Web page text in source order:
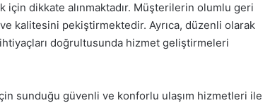
dikkate alınmaktadır. Müşterilerin olumlu geri
kalitesini pekiştirmektedir. Ayrıca, düzenli olarak
doğrultusunda hizmet geliştirmeleri
sunduğu güvenli ve konforlu ulaşım hizmetleri ile